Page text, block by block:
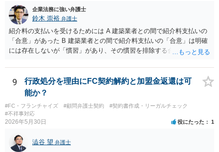
議，請求の申立をしないことを誓約する。」という条項を入れること
がありますが、この条項は一つのプレッシャーのようなもので、現実
には今後一切裁判を起こす権利を放棄する、という合意はできません
し、予測できない後発的損害については示談後であっても請求できる
ので、上記の清算条項のみの場合がほとんどです。
企業法務に強い弁護士
鈴木 崇裕 弁護士
紹介料の支払いを受けるためには A 建築業者との間で紹介料支払いの
「合意」があった B 建築業者との間で紹介料支払いの「合意」は明確
には存在しないが「慣習」があり、その慣習を排除する合意がない と
っとも、裁判所は「慣習」を容易には認めませんから、Aの主張に重き
をおくほうがよろしいと思います。 Aの主張で重要になるのは、例え
ば ・相手方建築業者が「当初払う」と言っていた事実、経緯、内容 ・
貴社が相手方建築業者に対して紹介料支払いを求めた事実 、経緯、内
容 ・相手方建築業者が過去に紹介料を支払った事実 ・相手方建築業者
が施主に対して紹介料支払いを前提とする言動をしていたかどうか な
関係を説明して見通しを立て、相手方建築業者に対する請求を行なっ
ていくことになると思います。
9
行政処分を理由にFC契約解約と加盟金返還は可
能か？
#FC・フランチャイズ #顧問弁護士契約
#契約書作成・リーガルチェック
#不祥事対応
2026年5月30日 役にたった 1
澁谷 望 弁護士